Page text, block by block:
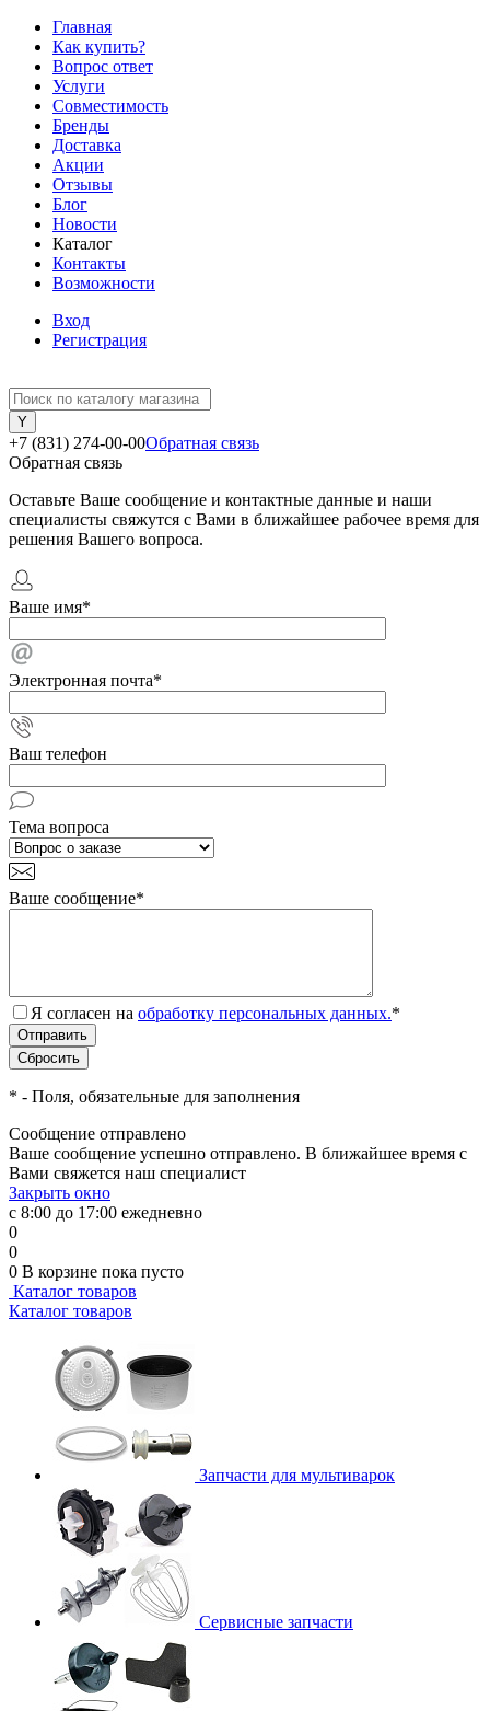
Главная
Как купить?
Вопрос ответ
Услуги
Совместимость
Бренды
Доставка
Акции
Отзывы
Блог
Новости
Каталог
Контакты
Возможности
Вход
Регистрация
+7 (831) 274-00-00Обратная связь
Обратная связь
Оставьте Ваше сообщение и контактные данные и наши
специалисты свяжутся с Вами в ближайшее рабочее время для
решения Вашего вопроса.
Ваше имя*
Электронная почта*
Ваш телефон
Тема вопроса
Ваше сообщение*
Я согласен на обработку персональных данных.*
* - Поля, обязательные для заполнения
Сообщение отправлено
Ваше сообщение успешно отправлено. В ближайшее время с
Вами свяжется наш специалист
Закрыть окно
с 8:00 до 17:00 ежедневно
0
0
0 В корзине пока пусто
Каталог товаров
Каталог товаров
Запчасти для мультиварок
Сервисные запчасти